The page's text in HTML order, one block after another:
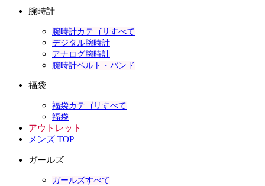
腕時計
腕時計カテゴリすべて
デジタル腕時計
アナログ腕時計
腕時計ベルト・バンド
福袋
福袋カテゴリすべて
福袋
アウトレット
メンズ TOP
ガールズ
ガールズすべて